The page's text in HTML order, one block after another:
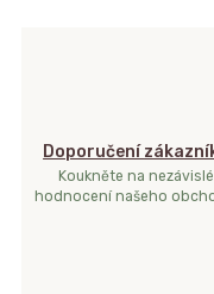
Doporučení
Koukněte na nezávislé
hodnocení našeho